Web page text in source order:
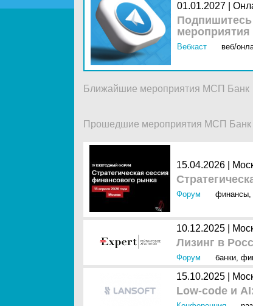
01.01.2027 |
Вебкаст
веб/
Ближайшие мероприятия МСП Банк
Прошедшие мероприятия МСП Банк
15.04.2026 |
Форум финансы,
10.12.2025 |
Лизинг в
Форум банки,
15.10.2025 |
Low-code и